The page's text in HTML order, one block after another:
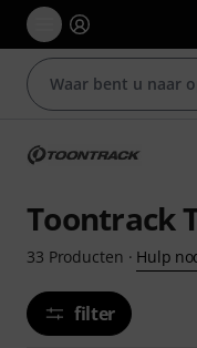
Toontrack
33 Producten · Hulp
filter